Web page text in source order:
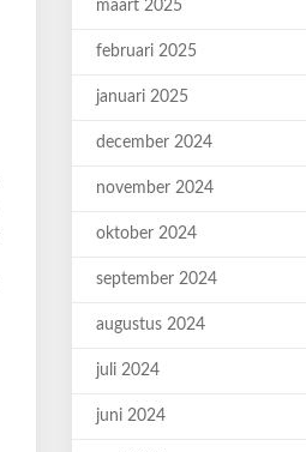
maart 2025
februari 2025
januari 2025
december 2024
november 2024
oktober 2024
september 2024
augustus 2024
juli 2024
juni 2024